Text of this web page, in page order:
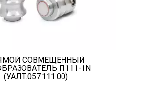
СОВМЕЩЕННЫЙ
П111-1N
(УАЛТ.057.111.00)